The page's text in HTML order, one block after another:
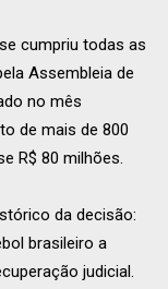
cumpriu todas as
Assembleia de
no mês
de mais de 800
R$ 80 milhões.
da decisão:
brasileiro a
judicial.